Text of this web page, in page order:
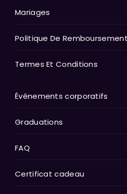
Mariages
Politique De Remboursement
Termes Et Conditions
Événements corporatifs
Graduations
FAQ
Certificat cadeau